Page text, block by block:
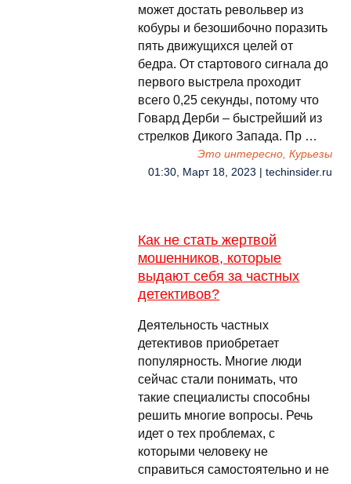
может достать револьвер из
кобуры и безошибочно поразить
пять движущихся целей от
бедра. От стартового сигнала до
первого выстрела проходит
всего 0,25 секунды, потому что
Говард Дерби – быстрейший из
стрелков Дикого Запада. Пр …
Это интересно, Курьезы
01:30, Март 18, 2023 | techinsider.ru
Как не стать жертвой
мошенников, которые
выдают себя за частных
детективов?
Деятельность частных
детективов приобретает
популярность. Многие люди
сейчас стали понимать, что
такие специалисты способны
решить многие вопросы. Речь
идет о тех проблемах, с
которыми человеку не
справиться самостоятельно и не